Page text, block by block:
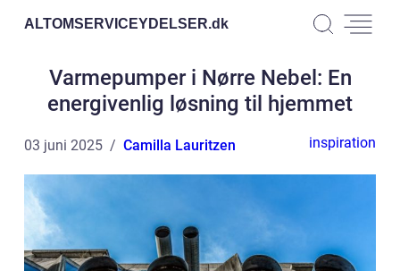
ALTOMSERVICEYDELSER.dk
Varmepumper i Nørre Nebel: En
energivenlig løsning til hjemmet
03 juni 2025 Camilla Lauritzen inspiration